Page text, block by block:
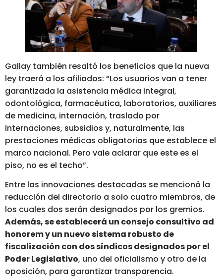
Gallay también resaltó los beneficios que la nueva
ley traerá a los afiliados: “Los usuarios van a tener
garantizada la asistencia médica integral,
odontológica, farmacéutica, laboratorios, auxiliares
de medicina, internación, traslado por
internaciones, subsidios y, naturalmente, las
prestaciones médicas obligatorias que establece el
marco nacional. Pero vale aclarar que este es el
piso, no es el techo”.
Entre las innovaciones destacadas se mencionó la
reducción del directorio a solo cuatro miembros, de
los cuales dos serán designados por los gremios.
Además, se establecerá un consejo consultivo ad
honorem y un nuevo sistema robusto de
fiscalización con dos síndicos designados por el
Poder Legislativo, uno del oficialismo y otro de la
oposición, para garantizar transparencia.